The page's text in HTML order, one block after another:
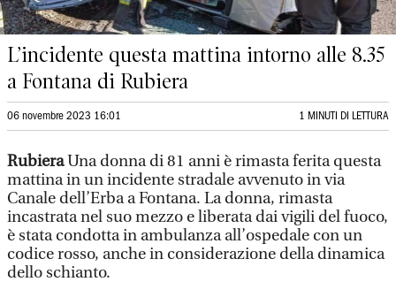
L’incidente questa mattina intorno alle 8.35
a Fontana di Rubiera
06 novembre 2023 16:01 1 MINUTI DI LETTURA
RubieraUna donna di 81 anni è rimasta ferita questa
mattina in un incidente stradale avvenuto in via
Canale dell’Erba a Fontana. La donna, rimasta
incastrata nel suo mezzo e liberata dai vigili del fuoco,
è stata condotta in ambulanza all’ospedale con un
codice rosso, anche in considerazione della dinamica
dello schianto.